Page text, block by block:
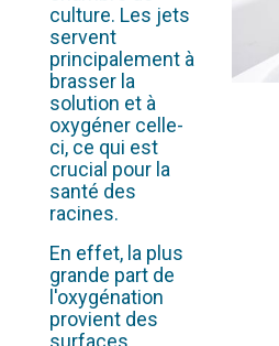
culture. Les jets
servent
principalement à
brasser la
solution et à
oxygéner celle-
ci, ce qui est
crucial pour la
santé des
racines.
En effet, la plus
grande part de
l'oxygénation
provient des
surfaces